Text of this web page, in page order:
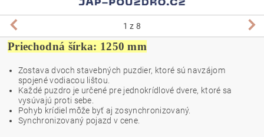
1 z 8
Priechodná šírka: 1250 mm
Zostava dvoch stavebných puzdier, ktoré sú navzájom
spojené vodiacou lištou.
Každé puzdro je určené pre jednokrídlové dvere, ktoré sa
vysúvajú proti sebe.
Pohyb krídiel môže byť aj zosynchronizovaný.
Synchronizovaný pojazd v cene.